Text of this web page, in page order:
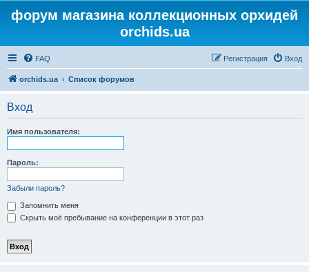
форум магазина коллекционных орхидей
orchids.ua
FAQ Вход
Регистрация
orchids.ua Список форумов
Вход
Имя пользователя:
Пароль:
Забыли пароль?
Запомнить меня
Скрыть моё пребывание на конференции в этот раз